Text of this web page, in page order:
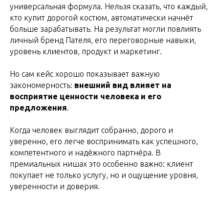
универсальная формула. Нельзя сказать, что каждый,
кто купит дорогой костюм, автоматически начнёт
больше зарабатывать. На результат могли повлиять
личный бренд Пателя, его переговорные навыки,
уровень клиентов, продукт и маркетинг.
Но сам кейс хорошо показывает важную
закономерность: внешний вид влияет на
восприятие ценности человека и его
предложения.
Когда человек выглядит собранно, дорого и
уверенно, его легче воспринимать как успешного,
компетентного и надёжного партнёра. В
премиальных нишах это особенно важно: клиент
покупает не только услугу, но и ощущение уровня,
уверенности и доверия.